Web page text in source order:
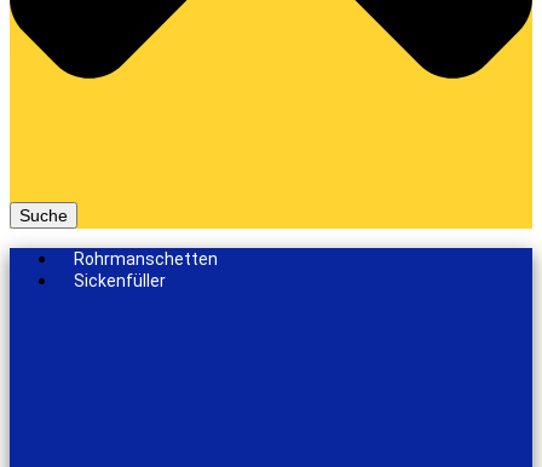
Suche
Rohrmanschetten
Sickenfüller